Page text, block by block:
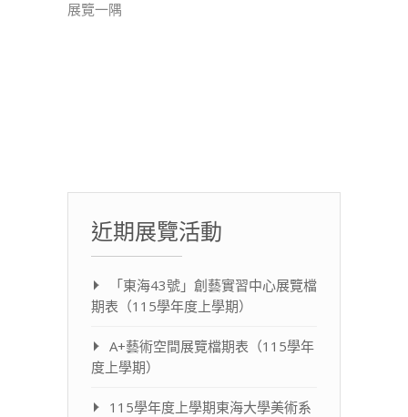
展覽一隅
近期展覽活動
「東海43號」創藝實習中心展覽檔
期表（115學年度上學期）
A+藝術空間展覽檔期表（115學年
度上學期）
115學年度上學期東海大學美術系